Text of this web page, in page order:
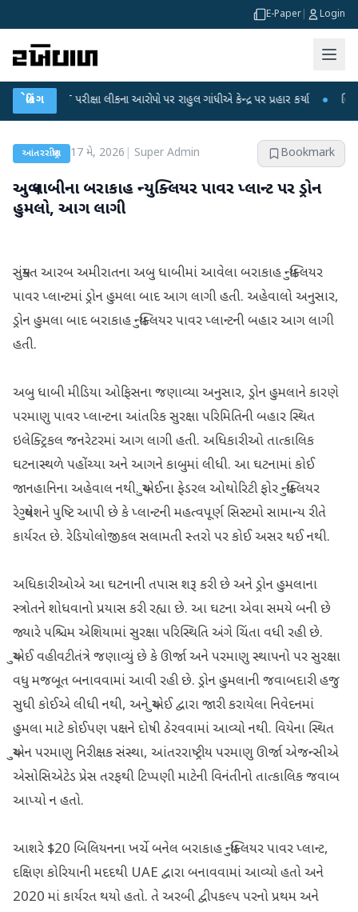
E-Paper Login
બ્રેકિંગ
NET પરીક્ષા લીકના આરોપો પર રાહુલ ગાંધીએ કેન્દ્ર પર પ્રહાર કર્યા ● હિંમતનગરમાં
આંતરરાષ્ટ્રીય 17 મે, 2026 Super Admin Bookmark
અબુ ધાબીના બરાકાહ ન્યુક્લિયર પાવર પ્લાન્ટ પર ડ્રોન
હુમલો, આગ લાગી
સંયુક્ત આરબ અમીરાતના અબુ ધાબીમાં આવેલા બરાકાહ ન્યુક્લિયર
પાવર પ્લાન્ટમાં ડ્રોન હુમલા બાદ આગ લાગી હતી. અહેવાલો અનુસાર,
ડ્રોન હુમલા બાદ બરાકાહ ન્યુક્લિયર પાવર પ્લાન્ટની બહાર આગ લાગી
હતી.
અબુ ધાબી મીડિયા ઓફિસના જણાવ્યા અનુસાર, ડ્રોન હુમલાને કારણે
પરમાણુ પાવર પ્લાન્ટના આંતરિક સુરક્ષા પરિમિતિની બહાર સ્થિત
ઇલેક્ટ્રિકલ જનરેટરમાં આગ લાગી હતી. અધિકારીઓ તાત્કાલિક
ઘટનાસ્થળે પહોંચ્યા અને આગને કાબુમાં લીધી. આ ઘટનામાં કોઈ
જાનહાનિના અહેવાલ નથી. યુએઈના ફેડરલ ઓથોરિટી ફોર ન્યુક્લિયર
રેગ્યુલેશને પુષ્ટિ આપી છે કે પ્લાન્ટની મહત્વપૂર્ણ સિસ્ટમો સામાન્ય રીતે
કાર્યરત છે. રેડિયોલોજીકલ સલામતી સ્તરો પર કોઈ અસર થઈ નથી.
અધિકારીઓએ આ ઘટનાની તપાસ શરૂ કરી છે અને ડ્રોન હુમલાના
સ્ત્રોતને શોધવાનો પ્રયાસ કરી રહ્યા છે. આ ઘટના એવા સમયે બની છે
જ્યારે પશ્ચિમ એશિયામાં સુરક્ષા પરિસ્થિતિ અંગે ચિંતા વધી રહી છે.
યુએઈ વહીવટીતંત્રે જણાવ્યું છે કે ઊર્જા અને પરમાણુ સ્થાપનો પર સુરક્ષા
વધુ મજબૂત બનાવવામાં આવી રહી છે. ડ્રોન હુમલાની જવાબદારી હજુ
સુધી કોઈએ લીધી નથી, અને યુએઈ દ્વારા જારી કરાયેલા નિવેદનમાં
હુમલા માટે કોઈપણ પક્ષને દોષી ઠેરવવામાં આવ્યો નથી. વિયેના સ્થિત
યુએન પરમાણુ નિરીક્ષક સંસ્થા, આંતરરાષ્ટ્રીય પરમાણુ ઊર્જા એજન્સીએ
એસોસિએટેડ પ્રેસ તરફથી ટિપ્પણી માટેની વિનંતીનો તાત્કાલિક જવાબ
આપ્યો ન હતો.
આશરે $20 બિલિયનના ખર્ચે બનેલ બરાકાહ ન્યુક્લિયર પાવર પ્લાન્ટ,
દક્ષિણ કોરિયાની મદદથી UAE દ્વારા બનાવવામાં આવ્યો હતો અને
2020 માં કાર્યરત થયો હતો. તે અરબી દ્વીપકલ્પ પરનો પ્રથમ અને